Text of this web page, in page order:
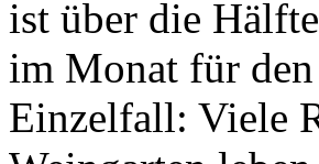
ist über die
im Monat für
Einzelfall: Viele